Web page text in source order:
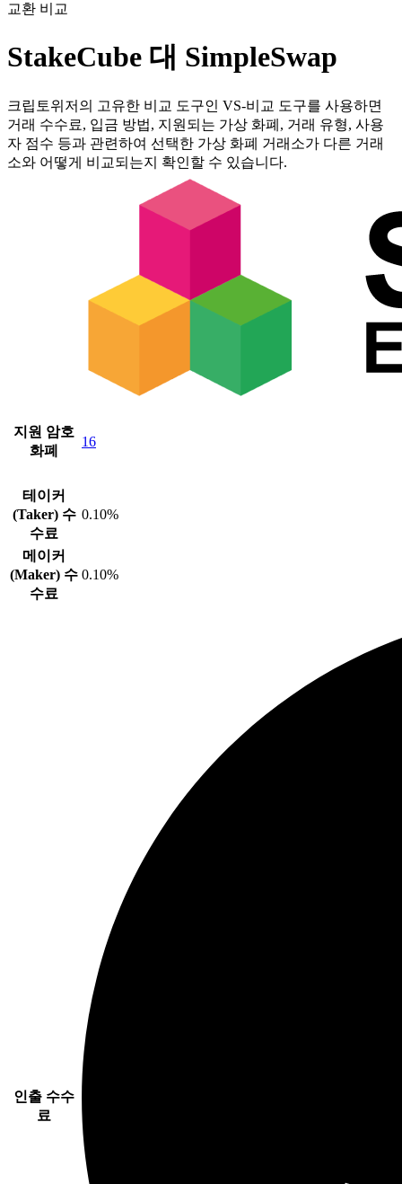
교환 비교
StakeCube 대 SimpleSwap
크립토위저의 고유한 비교 도구인 VS-비교 도구를 사용하면
거래 수수료, 입금 방법, 지원되는 가상 화폐, 거래 유형, 사용
자 점수 등과 관련하여 선택한 가상 화폐 거래소가 다른 거래
소와 어떻게 비교되는지 확인할 수 있습니다.
지원 암호
화폐
16
테이커
(Taker) 수
수료
0.10%
메이커
(Maker) 수
수료
0.10%
인출 수수
료